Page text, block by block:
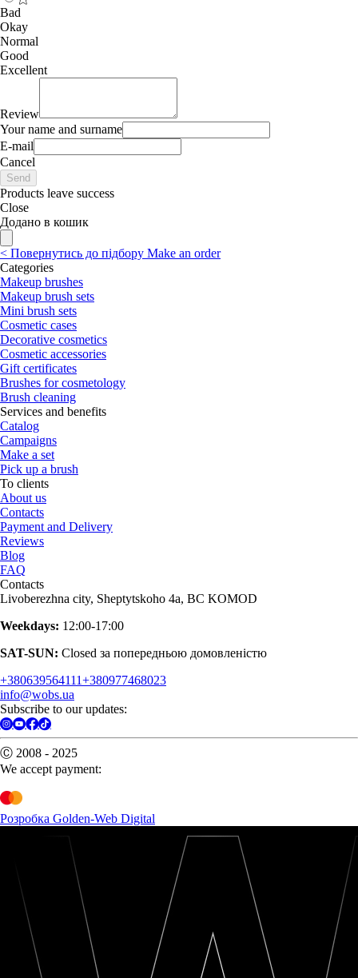
Bad
Okay
Normal
Good
Excellent
Review
Your name and surname
E-mail
Cancel
Send
Products leave success
Close
Додано в кошик
< Повернутись до підбору Make an order
Categories
Makeup brushes
Makeup brush sets
Mini brush sets
Cosmetic cases
Decorative cosmetics
Cosmetic accessories
Gift certificates
Brushes for cosmetology
Brush cleaning
Services and benefits
Catalog
Campaigns
Make a set
Pick up a brush
To clients
About us
Contacts
Payment and Delivery
Reviews
Blog
FAQ
Contacts
Livoberezhna city, Sheptytskoho 4a, BC KOMOD
Weekdays: 12:00-17:00
SAT-SUN: Closed за попередньою домовленістю
+380639564111+380977468023
info@wobs.ua
Subscribe to our updates:
Ⓒ 2008 - 2025
We accept payment:
Розробка Golden-Web Digital